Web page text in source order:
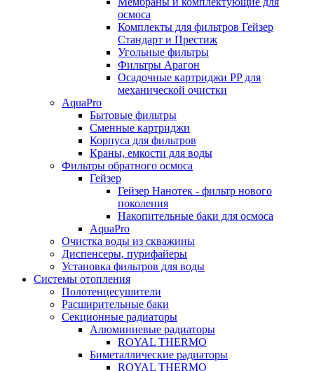
осмоса
Комплекты для фильтров Гейзер
Стандарт и Престиж
Угольные фильтры
Фильтры Арагон
Осадочные картриджи PP для
механической очистки
AquaPro
Бытовые фильтры
Сменные картриджи
Корпуса для фильтров
Краны, емкости для воды
Фильтры обратного осмоса
Гейзер
Гейзер Нанотек - фильтр нового
поколения
Накопительные баки для осмоса
AquaPro
Очистка воды из скважины
Диспенсеры, пурифайеры
Установка фильтров для воды
Системы отопления
Полотенцесушители
Расширительные баки
Секционные радиаторы
Алюминиевые радиаторы
ROYAL THERMO
Биметаллические радиаторы
ROYAL THERMO